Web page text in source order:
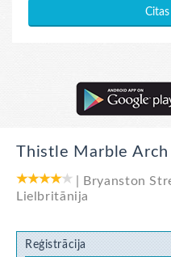
Thistle Marble Arch
Bryanston
Lielbritānija
Reģistrācija